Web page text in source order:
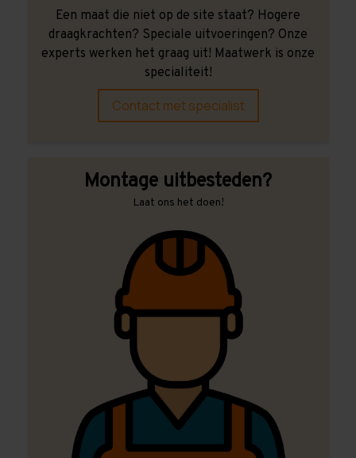
Een maat die niet op de site staat? Hogere
draagkrachten? Speciale uitvoeringen? Onze
experts werken het graag uit! Maatwerk is onze
specialiteit!
Contact met specialist
Montage uitbesteden?
Laat ons het doen!